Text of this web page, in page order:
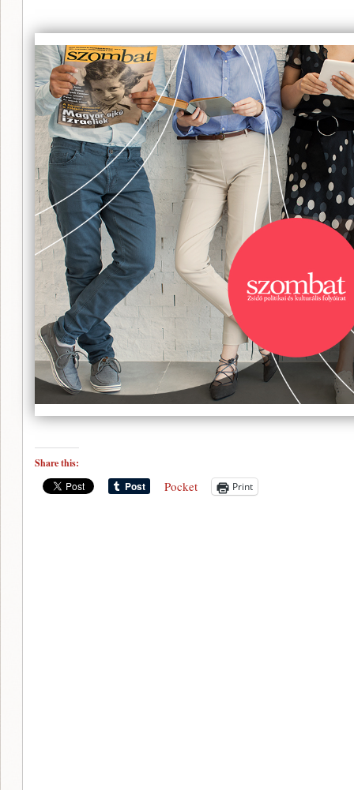
Share this:
Pocket Print